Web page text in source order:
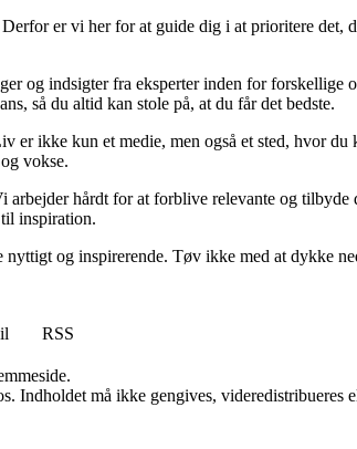
er vi her for at guide dig i at prioritere
indsigter fra eksperter inden for forskellige
så du altid kan stole på, at du får det bedste.
ikke kun et medie, men også et sted, hvor du
vokse.
hårdt for at forblive relevante og
inspiration.
og inspirerende. Tøv ikke med at dykke
RSS
må ikke gengives, videredistribueres